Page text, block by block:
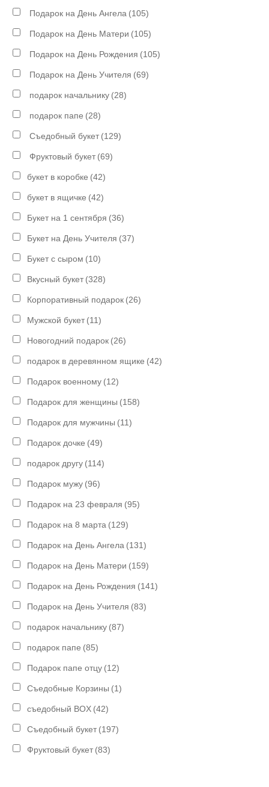
Подарок на День Ангела (105)
Подарок на День Матери (105)
Подарок на День Рождения (105)
Подарок на День Учителя (69)
подарок начальнику (28)
подарок папе (28)
Съедобный букет (129)
Фруктовый букет (69)
букет в коробке (42)
букет в ящичке (42)
Букет на 1 сентября (36)
Букет на День Учителя (37)
Букет с сыром (10)
Вкусный букет (328)
Корпоративный подарок (26)
Мужской букет (11)
Новогодний подарок (26)
подарок в деревянном ящике (42)
Подарок военному (12)
Подарок для женщины (158)
Подарок для мужчины (11)
Подарок дочке (49)
подарок другу (114)
Подарок мужу (96)
Подарок на 23 февраля (95)
Подарок на 8 марта (129)
Подарок на День Ангела (131)
Подарок на День Матери (159)
Подарок на День Рождения (141)
Подарок на День Учителя (83)
подарок начальнику (87)
подарок папе (85)
Подарок папе отцу (12)
Съедобные Корзины (1)
съедобный BOX (42)
Съедобный букет (197)
Фруктовый букет (83)